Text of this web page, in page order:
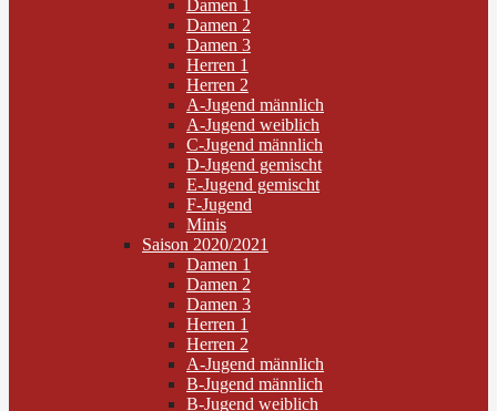
Damen 1
Damen 2
Damen 3
Herren 1
Herren 2
A-Jugend männlich
A-Jugend weiblich
C-Jugend männlich
D-Jugend gemischt
E-Jugend gemischt
F-Jugend
Minis
Saison 2020/2021
Damen 1
Damen 2
Damen 3
Herren 1
Herren 2
A-Jugend männlich
B-Jugend männlich
B-Jugend weiblich